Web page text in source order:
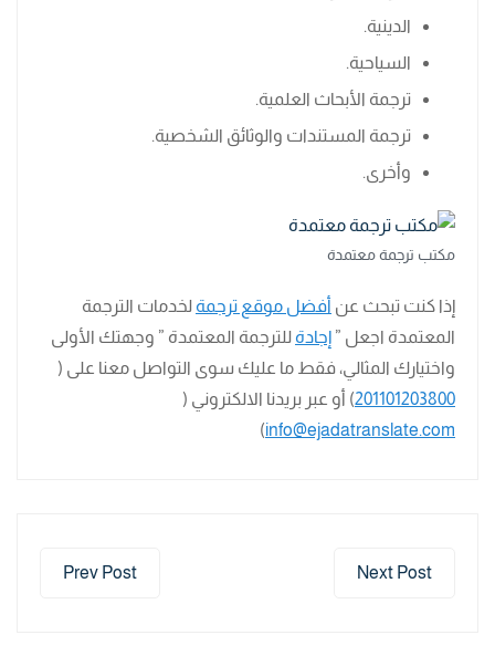
الدينية.
السياحية.
ترجمة الأبحاث العلمية.
ترجمة المستندات والوثائق الشخصية.
وأخرى.
مكتب ترجمة معتمدة
إذا كنت تبحث عن أفضل موقع ترجمة لخدمات الترجمة
المعتمدة اجعل ” إجادة للترجمة المعتمدة ” وجهتك الأولى
واختيارك المثالي، فقط ما عليك سوى التواصل معنا على (
201101203800) أو عبر بريدنا الالكتروني (
info@ejadatranslate.com
)
Prev Post Next Post